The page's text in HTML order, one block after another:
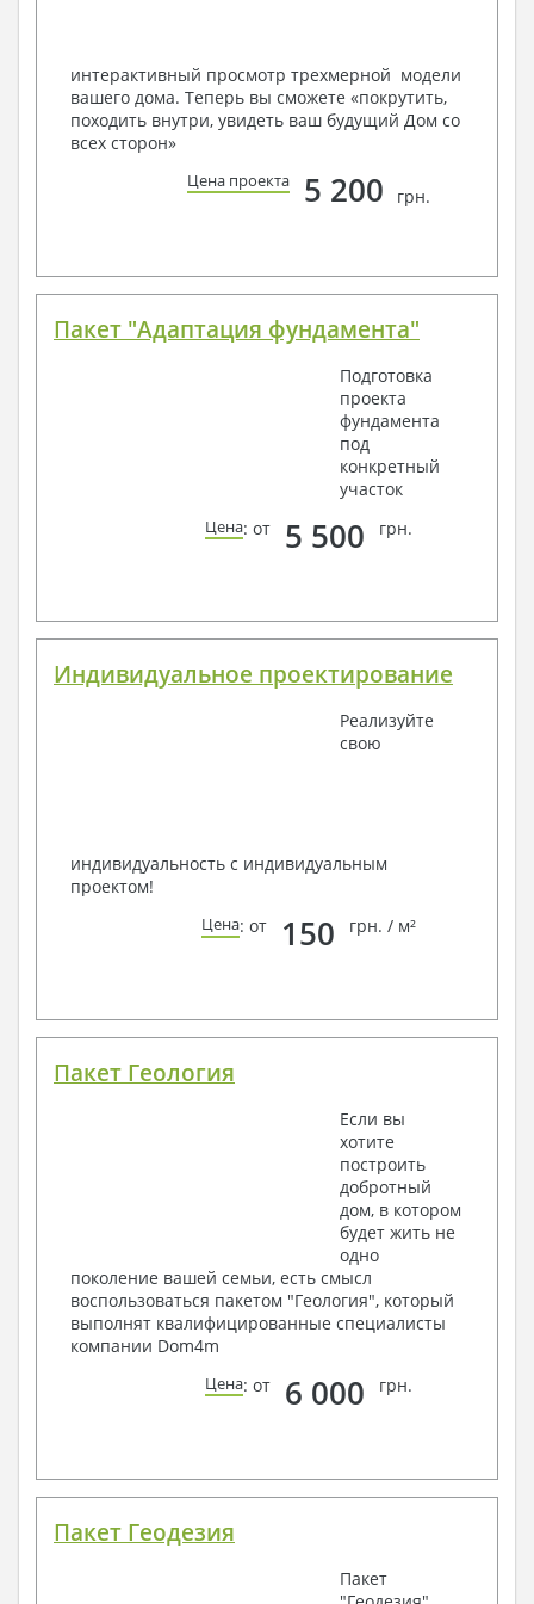
условий, за дополнительную плату.
Получить профессиональную консультацию у
наших специалистов, Вы можете любым
способом связи: закажите обратный звонок,
по viber, e-mail, телефон -
интерактивный просмотр трехмерной модели
вашего дома. Теперь вы сможете «покрутить,
походить внутри, увидеть ваш будущий Дом со
всех сторон»
Цена проекта 5 200 грн.
Пакет "Адаптация фундамента"
Подготовка
проекта
фундамента
под
конкретный
участок
Цена: от 5 500 грн.
Индивидуальное проектирование
Реализуйте
свою
индивидуальность с индивидуальным
проектом!
Цена: от 150 грн. / м²
Пакет Геология
Если вы
хотите
построить
добротный
дом, в котором
будет жить не
одно
поколение вашей семьи, есть смысл
воспользоваться пакетом "Геология", который
выполнят квалифицированные специалисты
компании Dom4m
Цена: от 6 000 грн.
Пакет Геодезия
Пакет